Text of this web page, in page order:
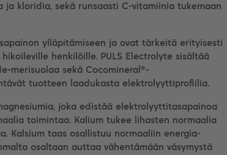
ja kloridia, sekä runsaasti C-vitamiinia tukemaan
ylläpitämiseen ja ovat tärkeitä erityisesti
henkilöille. PULS Electrolyte sisältää
merisuolaa sekä Cocomineral®-
tuotteen laadukasta elektrolyyttiprofiilia.
joka edistää elektrolyyttitasapainoa
toimintaa. Kalium tukee lihasten normaalia
Kalsium taas osallistuu normaaliin energia-
osaltaan auttaa vähentämään väsymystä